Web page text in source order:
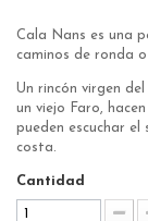
Cala Nans es una
caminos de ronda
Un rincón virgen
un viejo Faro,
pueden escuchar el
costa.
Cantidad